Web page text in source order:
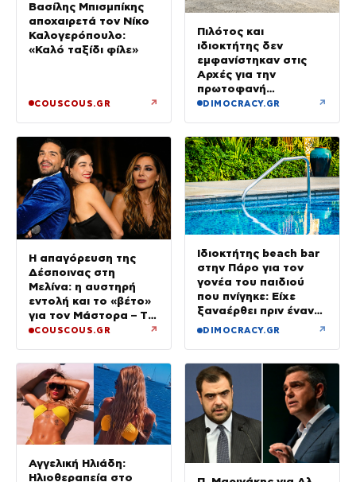
Βασίλης Μπισμπίκης
αποχαιρετά τον Νίκο
Καλογερόπουλο:
«Καλό ταξίδι φίλε»
COUSCOUS.GR ↗
Πιλότος και
ιδιοκτήτης δεν
εμφανίστηκαν στις
Αρχές για την
πρωτοφανή
προσγείωση του
DIMOCRACY.GR ↗
Η απαγόρευση της
Δέσποινας στη
Μελίνα: η αυστηρή
εντολή και το «βέτο»
για τον Μάστορα – Τα
τηλεφωνήματα που
COUSCOUS.GR ↗
Ιδιοκτήτης beach bar
στην Πάρο για τον
γονέα του παιδιού
που πνίγηκε: Είχε
ξαναέρθει πριν έναν
μήνα και
διώξουμε
DIMOCRACY.GR ↗
Αγγελική Ηλιάδη:
Ηλιοθεραπεία στο